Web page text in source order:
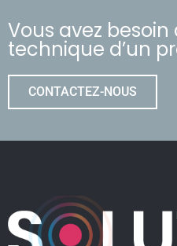
Vous avez besoin
technique d’un
CONTACTEZ-NOUS